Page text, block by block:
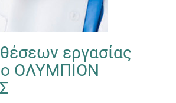
εργασίας
ΟΛΥΜΠΙΟΝ